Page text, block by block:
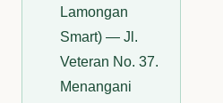
Lamongan
Smart) — Jl.
Veteran No. 37.
Menangani